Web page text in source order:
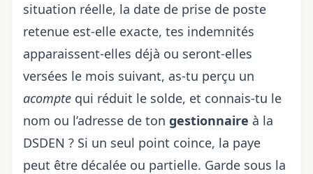
situation réelle, la date de prise de poste
retenue est-elle exacte, tes indemnités
apparaissent-elles déjà ou seront-elles
versées le mois suivant, as-tu perçu un
acompte qui réduit le solde, et connais-tu le
nom ou l’adresse de ton gestionnaire à la
DSDEN ? Si un seul point coince, la paye
peut être décalée ou partielle. Garde sous la